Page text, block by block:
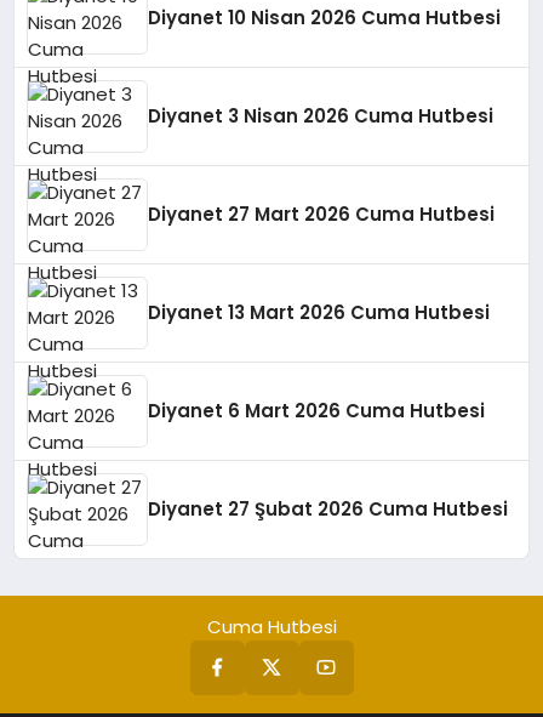
Diyanet 10 Nisan 2026 Cuma Hutbesi
Diyanet 3 Nisan 2026 Cuma Hutbesi
Diyanet 27 Mart 2026 Cuma Hutbesi
Diyanet 13 Mart 2026 Cuma Hutbesi
Diyanet 6 Mart 2026 Cuma Hutbesi
Diyanet 27 Şubat 2026 Cuma Hutbesi
Cuma Hutbesi